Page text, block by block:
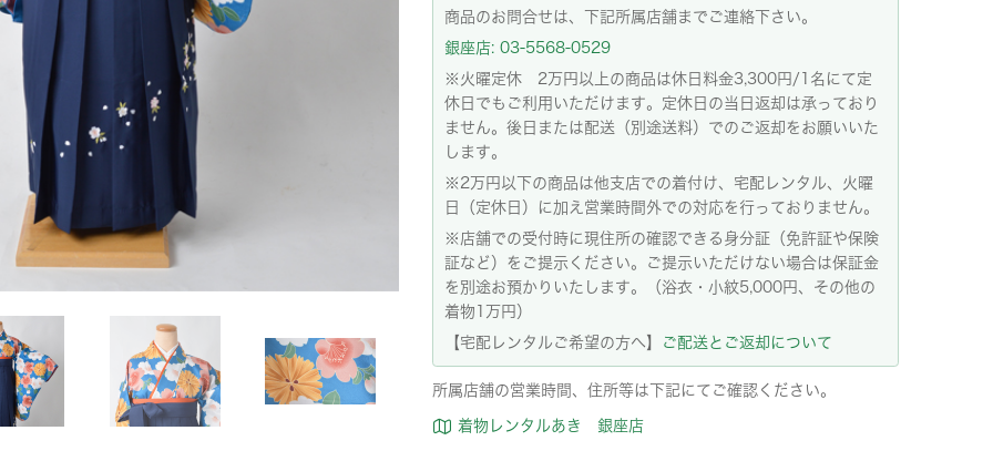
商品のお問合せは、下記所属店舗までご連絡下さい。
銀座店: 03-5568-0529
※火曜定休 2万円以上の商品は休日料金3,300円/1名にて定
休日でもご利用いただけます。定休日の当日返却は承っており
ません。後日または配送（別途送料）でのご返却をお願いいた
します。
※2万円以下の商品は他支店での着付け、宅配レンタル、火曜
日（定休日）に加え営業時間外での対応を行っておりません。
※店舗での受付時に現住所の確認できる身分証（免許証や保険
証など）をご提示ください。ご提示いただけない場合は保証金
を別途お預かりいたします。（浴衣・小紋5,000円、その他の
着物1万円）
【宅配レンタルご希望の方へ】
ご配送とご返却について
所属店舗の営業時間、住所等は下記にてご確認ください。
着物レンタルあき 銀座店